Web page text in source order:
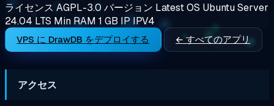
ライセンス AGPL-3.0 バージョン LatestOS Ubuntu Server
24.04 LTS Min RAM 1 GB IP IPV4
VPS に DrawDB をデプロイする ← すべてのアプリ
アクセス